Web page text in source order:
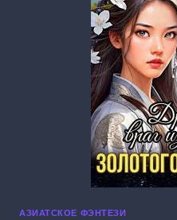
АЗИАТСКОЕ ФЭНТЕЗИ